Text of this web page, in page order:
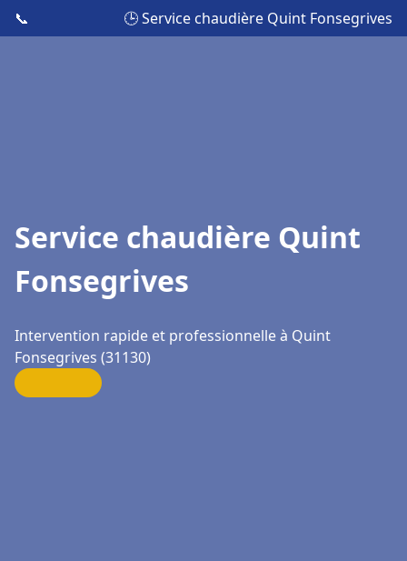
📞 🕒 Service chaudière Quint Fonsegrives
Service chaudière Quint
Fonsegrives
Intervention rapide et professionnelle à Quint
Fonsegrives (31130)